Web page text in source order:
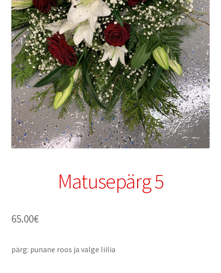
Matusepärg 5
65.00€
pärg: punane roos ja valge liilia